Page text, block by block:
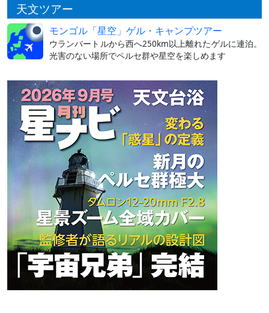
天文ツアー
モンゴル「星空」ゲル・キャンプツアー
ウランバートルから西へ250km以上離れたゲルに連泊。
光害のない場所でペルセ群や星空を楽しめます